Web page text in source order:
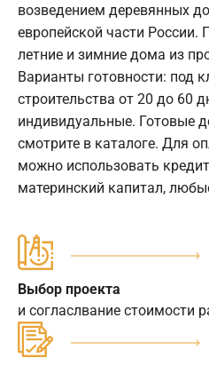
возведением деревянных
европейской части
летние и зимние дома из
Варианты готовности: под
строительства от 20 до 60
индивидуальные. Готовые
смотрите в каталоге. Для
можно использовать
материнский капитал,
Выбор проекта
и согласлвание стоимости